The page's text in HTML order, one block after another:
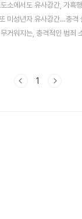
소에서도 유사강간, 가혹
미성년자 유사강간…충격
거워지는, 충격적인 범죄
절 40대 여성을 납치해 성
저지른 사건입니다. 이 사건
1